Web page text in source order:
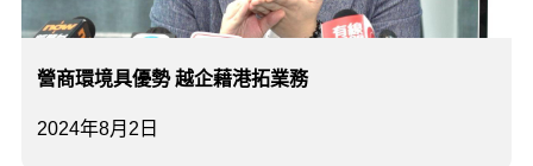
2024年8月2日
營商環境具優勢 越企藉港拓業務